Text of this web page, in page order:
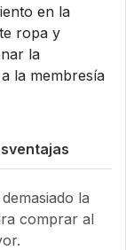
en la
ropa y
la
la membresía
la
comprar al